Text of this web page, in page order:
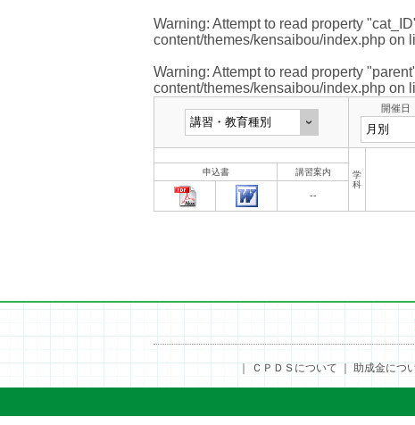
Warning: Attempt to read property
content/themes/kensaibou/index.php on
Warning: Attempt to read property
content/themes/kensaibou/index.php on
開催日
学
科
申込書 講習案内
--
｜ＣＰＤＳについて ｜助成金につ